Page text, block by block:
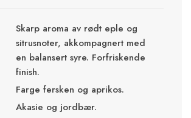
Skarp aroma av rødt eple og
sitrusnoter, akkompagnert med
en balansert syre. Forfriskende
finish.
Farge fersken og aprikos.
Akasie og jordbær.